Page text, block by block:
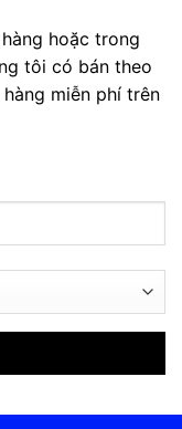
hoặc trong
tôi có bán theo
miễn phí trên